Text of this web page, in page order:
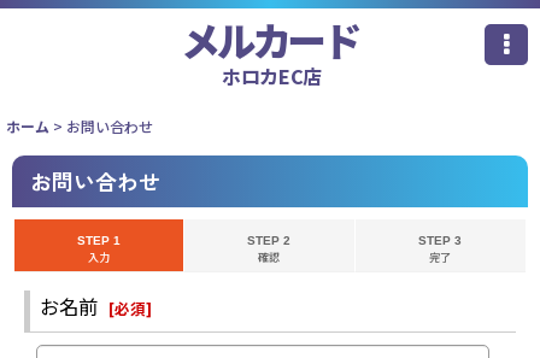
メルカード
ホロカEC店
ホーム > お問い合わせ
お問い合わせ
STEP 1
入力
STEP 2
確認
STEP 3
完了
お名前 [必須]